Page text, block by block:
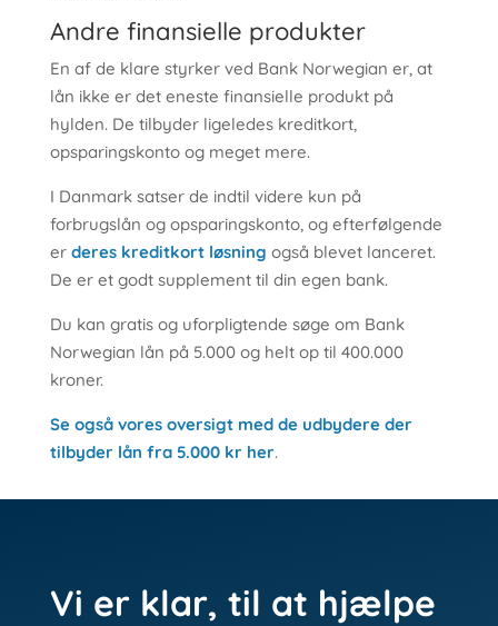
Andre finansielle produkter
En af de klare styrker ved Bank Norwegian er, at
lån ikke er det eneste finansielle produkt på
hylden. De tilbyder ligeledes kreditkort,
opsparingskonto og meget mere.
I Danmark satser de indtil videre kun på
forbrugslån og opsparingskonto, og efterfølgende
er deres kreditkort løsning også blevet lanceret.
De er et godt supplement til din egen bank.
Du kan gratis og uforpligtende søge om Bank
Norwegian lån på 5.000 og helt op til 400.000
kroner.
Se også vores oversigt med de udbydere der
tilbyder lån fra 5.000 kr her.
Vi er klar, til at hjælpe